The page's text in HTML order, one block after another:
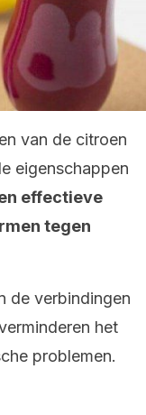
van de citroen
eigenschappen
effectieve
tegen
de verbindingen
het
problemen.